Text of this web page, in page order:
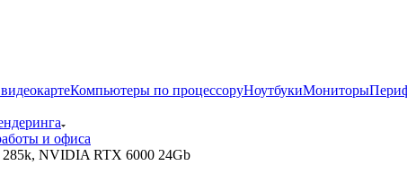
Компьютеры по процессоруНоутбукиМониторы
и офиса
285k, NVIDIA RTX 6000 24Gb